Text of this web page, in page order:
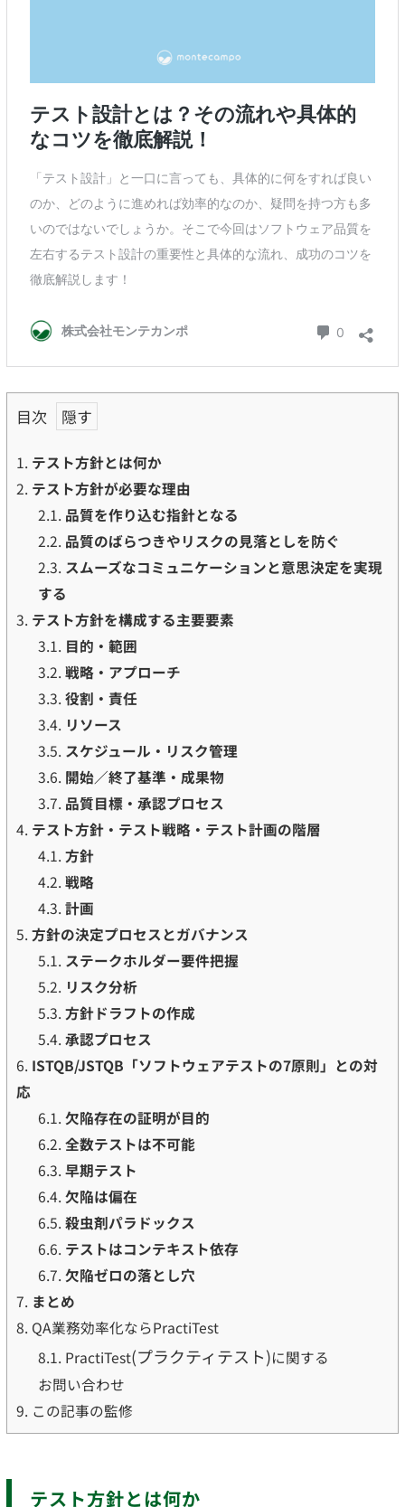
目次
1. テスト方針とは何か
2. テスト方針が必要な理由
2.1. 品質を作り込む指針となる
2.2. 品質のばらつきやリスクの見落としを防ぐ
2.3. スムーズなコミュニケーションと意思決定を実現
する
3. テスト方針を構成する主要要素
3.1. 目的・範囲
3.2.戦略・アプローチ
3.3.役割・責任
3.4. リソース
3.5. スケジュール・リスク管理
3.6. 開始／終了基準・成果物
3.7. 品質目標・承認プロセス
4. テスト方針・テスト戦略・テスト計画の階層
4.1.方針
4.2.戦略
4.3.計画
5.方針の決定プロセスとガバナンス
5.1. ステークホルダー要件把握
5.2. リスク分析
5.3.方針ドラフトの作成
5.4.承認プロセス
6. ISTQB/JSTQB「ソフトウェアテストの7原則」との対
応
6.1.欠陥存在の証明が目的
6.2.全数テストは不可能
6.3.早期テスト
6.4.欠陥は偏在
6.5.殺虫剤パラドックス
6.6. テストはコンテキスト依存
6.7.欠陥ゼロの落とし穴
7. まとめ
8. QA業務効率化ならPractiTest
8.1.PractiTest(プラクティテスト)に関する
お問い合わせ
9. この記事の監修
テスト方針とは何か